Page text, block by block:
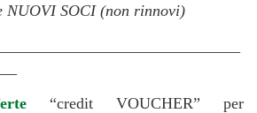
NUOVI SOCI (non rinnovi)
“credit VOUCHER” per